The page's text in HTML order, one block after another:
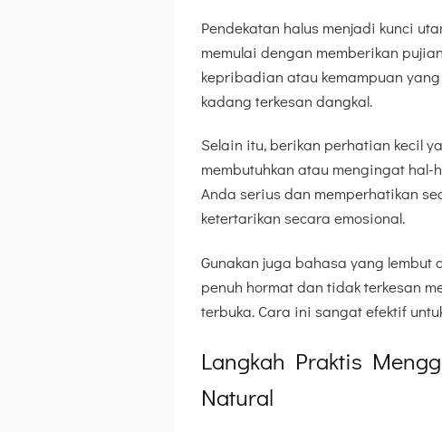
Pendekatan halus menjadi kunci
memulai dengan memberikan
kepribadian atau kemampuan
kadang terkesan dangkal.
Selain itu, berikan perhatian kecil
membutuhkan atau mengingat
Anda serius dan memperhatikan
ketertarikan secara emosional.
Gunakan juga bahasa yang
penuh hormat dan tidak terkesan
terbuka. Cara ini sangat efektif
Langkah Praktis
Natural